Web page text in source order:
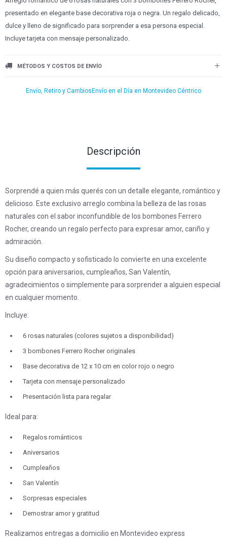
presentado en elegante base decorativa roja o negra. Un regalo delicado,
dulce y lleno de significado para sorprender a esa persona especial.
Incluye tarjeta con mensaje personalizado.
MÉTODOS Y COSTOS DE ENVÍO
Envío, Retiro y Cambios Envío en el Día en Montevideo Céntrico
Descripción
Sorprendé a quien más querés con un detalle elegante, romántico y
delicioso. Este exclusivo arreglo combina la belleza de las rosas
naturales con el sabor inconfundible de los bombones Ferrero
Rocher, creando un regalo perfecto para expresar amor, cariño y
admiración.
Su diseño compacto y sofisticado lo convierte en una excelente
opción para aniversarios, cumpleaños, San Valentín,
agradecimientos o simplemente para sorprender a alguien especial
en cualquier momento.
Incluye:
6 rosas naturales (colores sujetos a disponibilidad)
3 bombones Ferrero Rocher originales
Base decorativa de 12 x 10 cm en color rojo o negro
Tarjeta con mensaje personalizado
Presentación lista para regalar
Ideal para:
Regalos románticos
Aniversarios
Cumpleaños
San Valentín
Sorpresas especiales
Demostrar amor y gratitud
Realizamos entregas a domicilio en Montevideo express